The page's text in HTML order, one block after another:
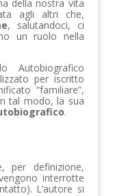
della nostra vita
agli altri che,
, salutandoci, ci
un ruolo nella
Autobiografico
per iscritto
“familiare”,
tal modo, la sua
.
per definizione,
interrotte
L’autore si